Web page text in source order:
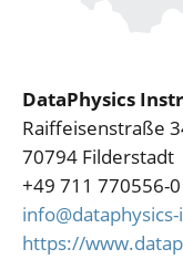
DataPhysics
Raiffeisenstraße
70794 Filderstadt
+49 711 770556-0
https://